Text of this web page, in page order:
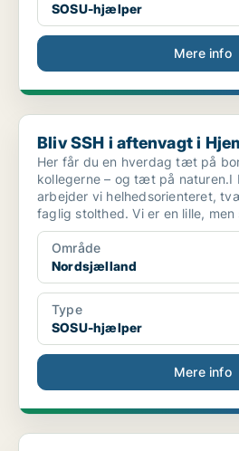
SOSU-hjælper
Mere info
Bliv SSH i aftenvagt i Hjemmeplejen
Bliv SSH i aftenvagt i
Her får du en hverdag tæt på
kollegerne – og tæt på naturen.I
arbejder vi helhedsorienteret,
faglig stolthed. Vi er en lille,
Område
Nordsjælland
Type
SOSU-hjælper
Mere info
[xxxxx] Ældrecenter søger Social-